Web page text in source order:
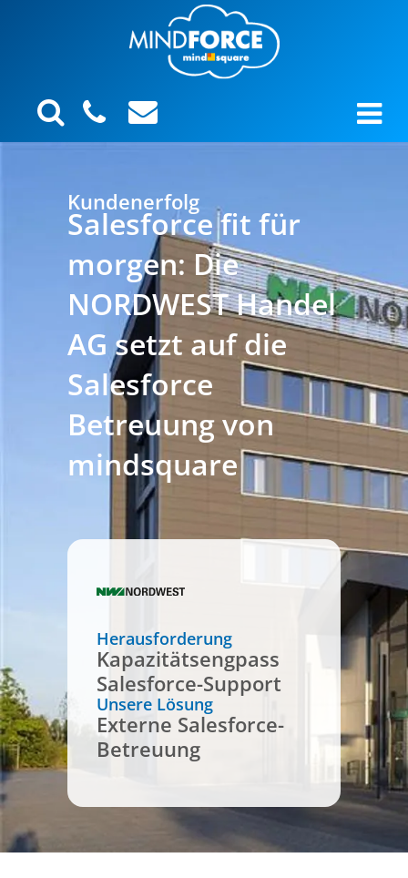
Kundenerfolg
Salesforce fit für
morgen: Die
NORDWEST Handel
AG setzt auf die
Salesforce
Betreuung von
mindsquare
Herausforderung
Kapazitätsengpass
Salesforce-Support
Unsere Lösung
Externe Salesforce-
Betreuung